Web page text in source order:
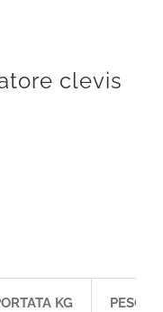
clevis
KG PESO